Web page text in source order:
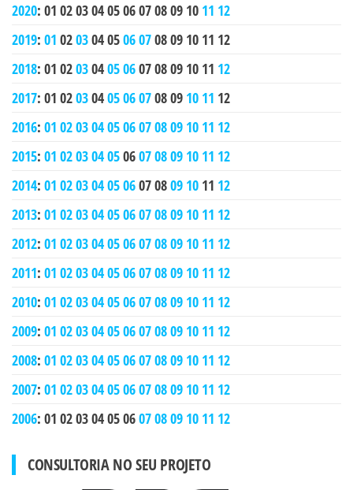
2020: 01 0203040506070809 10 11 12
2019: 01 0203040506070809 10 11 12
2018: 01 0203040506070809 10 11 12
2017: 01 0203040506070809 10 11 12
2016: 01 0203040506070809 10 11 12
2015: 01 0203040506070809 10 11 12
2014: 01 0203040506070809 10 11 12
2013: 01 0203040506070809 10 11 12
2012: 01 0203040506070809 10 11 12
2011: 01 0203040506070809 10 11 12
2010: 01 0203040506070809 10 11 12
2009: 01 0203040506070809 10 11 12
2008: 01 0203040506070809 10 11 12
2007: 01 0203040506070809 10 11 12
2006: 01 0203040506070809 10 11 12
CONSULTORIA NO SEU PROJETO